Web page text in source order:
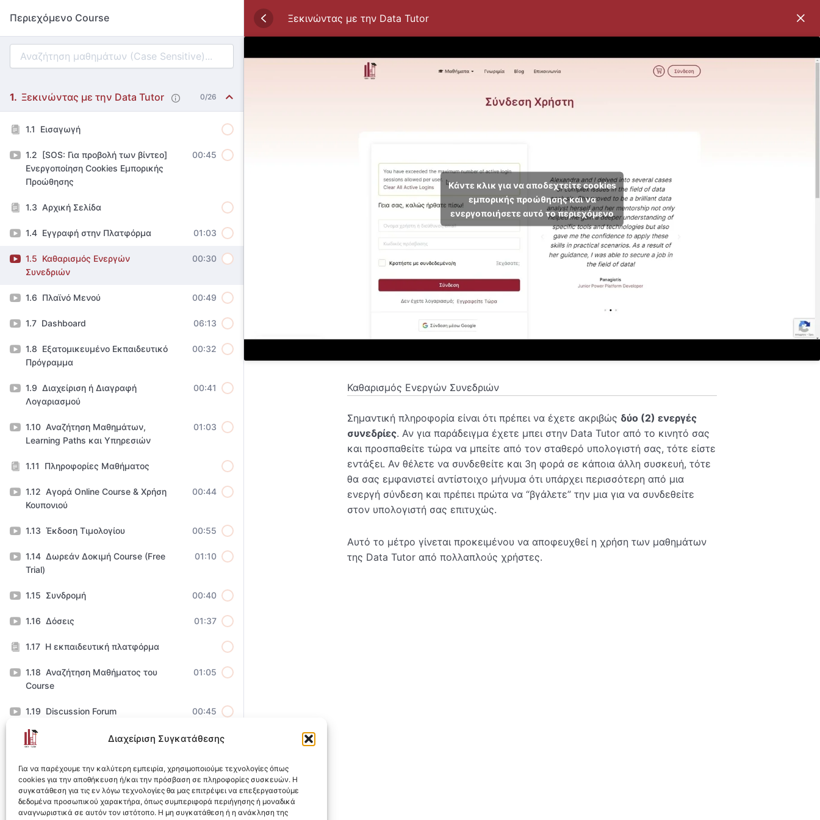
Διαχείριση Συγκατάθεσης
Για να παρέχουμε την καλύτερη εμπειρία, χρησιμοποιούμε τεχνολογίες όπως
cookies για την αποθήκευση ή/και την πρόσβαση σε πληροφορίες συσκευών. Η
συγκατάθεση για τις εν λόγω τεχνολογίες θα μας επιτρέψει να επεξεργαστούμε
δεδομένα προσωπικού χαρακτήρα, όπως συμπεριφορά περιήγησης ή μοναδικά
αναγνωριστικά σε αυτόν τον ιστότοπο. Η μη συγκατάθεση ή η ανάκληση της
Περιεχόμενο Course
Ξεκινώντας με την Data Tutor 0/26
Εισαγωγή
[SOS: Για προβολή των βίντεο]
Ενεργοποίηση Cookies Εμπορικής
Προώθησης
00:45
Αρχική Σελίδα
Εγγραφή στην Πλατφόρμα 01:03
Καθαρισμός Ενεργών
Συνεδριών
00:30
Πλαϊνό Μενού 00:49
Dashboard 06:13
Εξατομικευμένο Εκπαιδευτικό
Πρόγραμμα
00:32
Διαχείριση ή Διαγραφή
Λογαριασμού
00:41
Αναζήτηση Μαθημάτων,
Learning Paths και Υπηρεσιών
01:03
Πληροφορίες Μαθήματος
Αγορά Online Course & Χρήση
Κουπονιού
00:44
Έκδοση Τιμολογίου 00:55
Δωρεάν Δοκιμή Course (Free
Trial)
01:10
Συνδρομή 00:40
Δόσεις 01:37
Η εκπαιδευτική πλατφόρμα
Αναζήτηση Μαθήματος του
Course
01:05
Discussion Forum 00:45
01:12
Ολοκλήρωση Course &
Αυτόματη ολοκλήρωση
υποενοτήτων
01:48
Ξεκινώντας με την Data Tutor
Κάντε κλικ για να αποδεχτείτε cookies
εμπορικής προώθησης και να
ενεργοποιήσετε αυτό το περιεχόμενο
Καθαρισμός Ενεργών Συνεδριών
Σημαντική πληροφορία είναι ότι πρέπει να έχετε ακριβώς δύο (2) ενεργές
συνεδρίες. Αν για παράδειγμα έχετε μπει στην Data Tutor από το κινητό σας
και προσπαθείτε τώρα να μπείτε από τον σταθερό υπολογιστή σας, τότε είστε
εντάξει. Αν θέλετε να συνδεθείτε και 3η φορά σε κάποια άλλη συσκευή, τότε
θα σας εμφανιστεί αντίστοιχο μήνυμα ότι υπάρχει περισσότερη από μια
ενεργή σύνδεση και πρέπει πρώτα να “βγάλετε” την μια για να συνδεθείτε
στον υπολογιστή σας επιτυχώς.
Αυτό το μέτρο γίνεται προκειμένου να αποφευχθεί η χρήση των μαθημάτων
της Data Tutor από πολλαπλούς χρήστες.